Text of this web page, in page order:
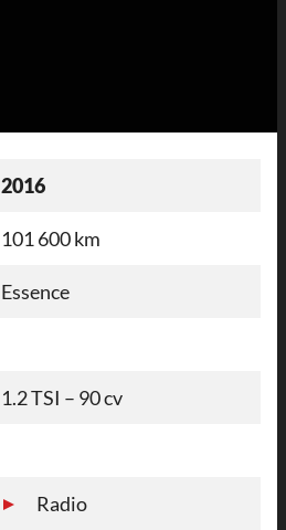
2016
101 600 km
Essence
1.2 TSI – 90 cv
Radio